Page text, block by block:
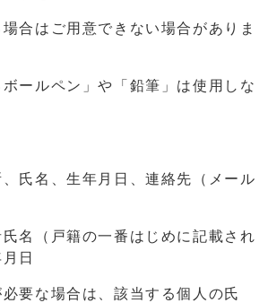
場合はご用意できない場合がありま
ボールペン」や「鉛筆」は使用しな
氏名、生年月日、連絡先（メール
名（戸籍の一番はじめに記載され
日
な場合は、該当する個人の氏